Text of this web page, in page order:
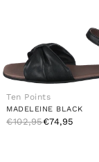
Ten Points
MADELEINE BLACK
€102,95€74,95